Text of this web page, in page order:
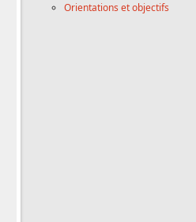
Orientations et objectifs